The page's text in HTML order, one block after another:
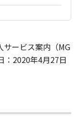
サービス案内（MG
：2020年4月27日